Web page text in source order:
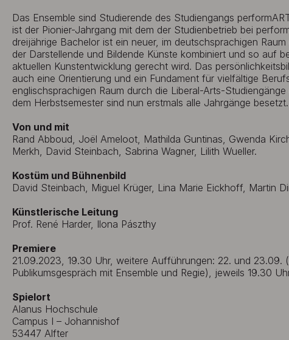
Das Ensemble sind Studierende des Studiengangs
ist der Pionier-Jahrgang mit dem der Studienbetrieb bei
dreijährige Bachelor ist ein neuer, im deutschsprachigen
der Darstellende und Bildende Künste kombiniert und so auf
aktuellen Kunstentwicklung gerecht wird. Das
auch eine Orientierung und ein Fundament für vielfältige
englischsprachigen Raum durch die Liberal-Arts-
dem Herbstsemester sind nun erstmals alle Jahrgänge besetzt.
Von und mit
Rand Abboud, Joël Ameloot, Mathilda Guntinas, Gwenda
Merkh, David Steinbach, Sabrina Wagner, Lilith Wueller.
Kostüm und Bühnenbild
David Steinbach, Miguel Krüger, Lina Marie Eickhoff, Martin
Künstlerische Leitung
Prof. René Harder, Ilona Pászthy
Premiere
21.09.2023, 19.30 Uhr, weitere Aufführungen: 22. und 23.09.
Publikumsgespräch mit Ensemble und Regie), jeweils 19.30
Spielort
Alanus Hochschule
Campus I – Johannishof
53447 Alfter